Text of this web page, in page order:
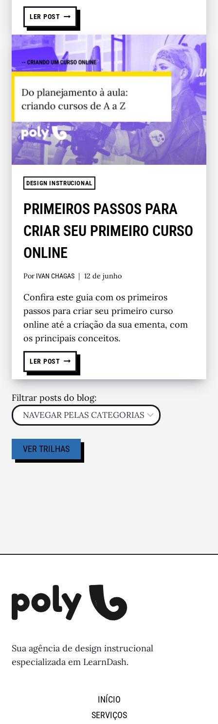
LER POST
DESIGN INSTRUCIONAL
PRIMEIROS PASSOS PARA
CRIAR SEU PRIMEIRO CURSO
ONLINE
Por IVAN CHAGAS 12 de junho
Confira este guia com os primeiros
passos para criar seu primeiro curso
online até a criação da sua ementa, com
os principais conceitos.
LER POST
Filtrar posts do blog:
VER TRILHAS
Sua agência de design instrucional
especializada em LearnDash.
INÍCIO
SERVIÇOS